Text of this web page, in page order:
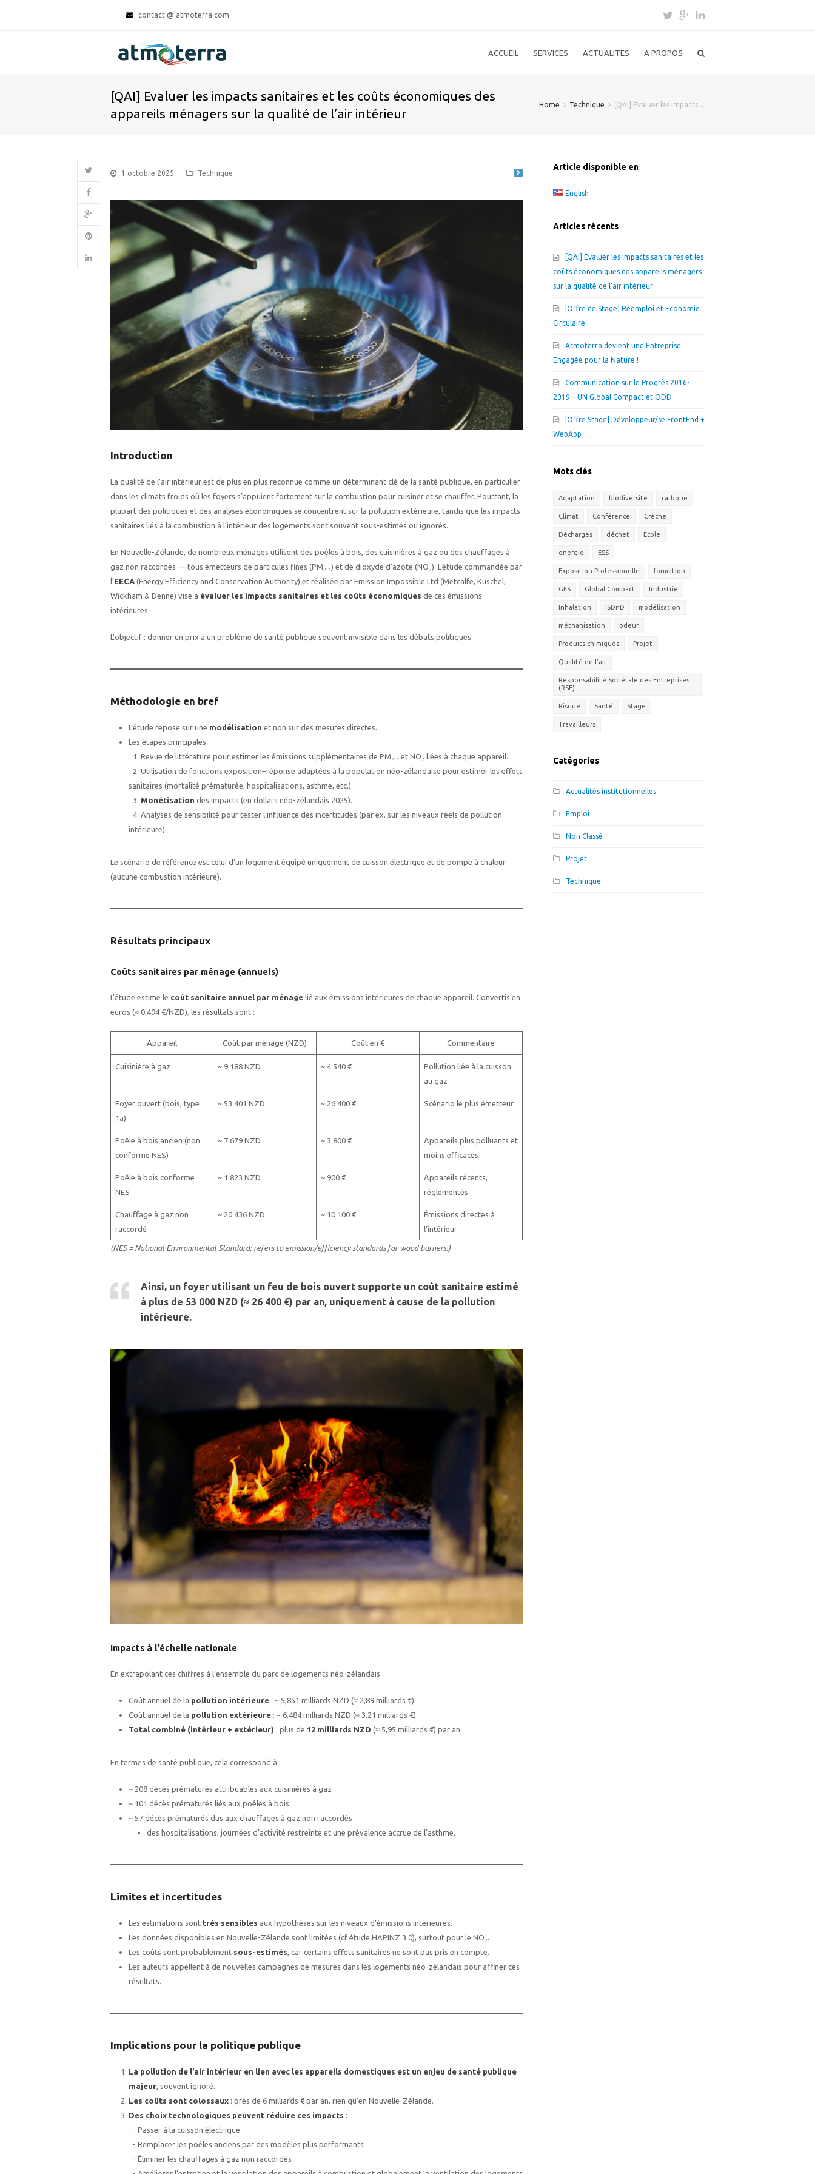
contact @ atmoterra.com
ACCUEIL SERVICES ACTUALITES A PROPOS
[QAI] Evaluer les impacts sanitaires et les coûts économiques des
appareils ménagers sur la qualité de l’air intérieur
Home Technique [QAI] Evaluer les impacts…
1 octobre 2025 Technique
Introduction
La qualité de l’air intérieur est de plus en plus reconnue comme un déterminant clé de la santé publique, en particulier
dans les climats froids où les foyers s’appuient fortement sur la combustion pour cuisiner et se chauffer. Pourtant, la
plupart des politiques et des analyses économiques se concentrent sur la pollution extérieure, tandis que les impacts
sanitaires liés à la combustion à l’intérieur des logements sont souvent sous-estimés ou ignorés.
En Nouvelle-Zélande, de nombreux ménages utilisent des poêles à bois, des cuisinières à gaz ou des chauffages à
gaz non raccordés — tous émetteurs de particules fines (PM₂.₅) et de dioxyde d’azote (NO₂). L’étude commandée par
l’EECA (Energy Efficiency and Conservation Authority) et réalisée par Emission Impossible Ltd (Metcalfe, Kuschel,
Wickham & Denne) vise à évaluer les impacts sanitaires et les coûts économiques de ces émissions
intérieures.
L’objectif : donner un prix à un problème de santé publique souvent invisible dans les débats politiques.
Méthodologie en bref
L’étude repose sur une modélisation et non sur des mesures directes.
Les étapes principales :
1. Revue de littérature pour estimer les émissions supplémentaires de PM₂.₅ et NO₂ liées à chaque appareil.
2. Utilisation de fonctions exposition–réponse adaptées à la population néo-zélandaise pour estimer les effets
sanitaires (mortalité prématurée, hospitalisations, asthme, etc.).
3. Monétisation des impacts (en dollars néo-zélandais 2025).
4. Analyses de sensibilité pour tester l’influence des incertitudes (par ex. sur les niveaux réels de pollution
intérieure).
Le scénario de référence est celui d’un logement équipé uniquement de cuisson électrique et de pompe à chaleur
(aucune combustion intérieure).
Résultats principaux
Coûts sanitaires par ménage (annuels)
L’étude estime le coût sanitaire annuel par ménage lié aux émissions intérieures de chaque appareil. Convertis en
euros (≈ 0,494 €/NZD), les résultats sont :
Appareil Coût par ménage (NZD) Coût en € Commentaire
Cuisinière à gaz ~ 9 188 NZD ~ 4 540 €
Pollution liée à la cuisson
au gaz
Foyer ouvert (bois, type
1a)
~ 53 401 NZD ~ 26 400 € Scénario le plus émetteur
Poêle à bois ancien (non
conforme NES)
~ 7 679 NZD ~ 3 800 €
Appareils plus polluants et
moins efficaces
Poêle à bois conforme
NES
~ 1 823 NZD ~ 900 €
Appareils récents,
réglementés
Chauffage à gaz non
raccordé
~ 20 436 NZD ~ 10 100 €
Émissions directes à
l’intérieur
(NES = National Environmental Standard; refers to emission/efficiency standards for wood burners.)
Ainsi, un foyer utilisant un feu de bois ouvert supporte un coût sanitaire estimé
à plus de 53 000 NZD (≈ 26 400 €) par an, uniquement à cause de la pollution
intérieure.
Impacts à l’échelle nationale
En extrapolant ces chiffres à l’ensemble du parc de logements néo-zélandais :
Coût annuel de la pollution intérieure : ~ 5,851 milliards NZD (≈ 2,89 milliards €)
Coût annuel de la pollution extérieure : ~ 6,484 milliards NZD (≈ 3,21 milliards €)
Total combiné (intérieur + extérieur) : plus de 12 milliards NZD (≈ 5,95 milliards €) par an
En termes de santé publique, cela correspond à :
~ 208 décès prématurés attribuables aux cuisinières à gaz
~ 101 décès prématurés liés aux poêles à bois
~ 57 décès prématurés dus aux chauffages à gaz non raccordés
des hospitalisations, journées d’activité restreinte et une prévalence accrue de l’asthme.
Limites et incertitudes
Les estimations sont très sensibles aux hypothèses sur les niveaux d’émissions intérieures.
Les données disponibles en Nouvelle-Zélande sont limitées (cf étude HAPINZ 3.0), surtout pour le NO₂.
Les coûts sont probablement sous-estimés, car certains effets sanitaires ne sont pas pris en compte.
Les auteurs appellent à de nouvelles campagnes de mesures dans les logements néo-zélandais pour affiner ces
résultats.
Implications pour la politique publique
La pollution de l’air intérieur en lien avec les appareils domestiques est un enjeu de santé publique
majeur, souvent ignoré.
Les coûts sont colossaux : près de 6 milliards € par an, rien qu’en Nouvelle-Zélande.
Des choix technologiques peuvent réduire ces impacts :
- Passer à la cuisson électrique
- Remplacer les poêles anciens par des modèles plus performants
- Éliminer les chauffages à gaz non raccordés
Article disponible en
English
Articles récents
[QAI] Evaluer les impacts sanitaires et les
coûts économiques des appareils ménagers
sur la qualité de l’air intérieur
[Offre de Stage] Réemploi et Economie
Circulaire
Atmoterra devient une Entreprise
Engagée pour la Nature !
Communication sur le Progrès 2016-
2019 – UN Global Compact et ODD
[Offre Stage] Développeur/se FrontEnd +
WebApp
Mots clés
Adaptation biodiversité carbone
Climat Conférence Crèche
Décharges déchet Ecole
energie ESS
Exposition Professionelle formation
GES Global Compact Industrie
Inhalation ISDnD modélisation
méthanisation odeur
Produits chimiques Projet
Qualité de l'air
Responsabilité Sociétale des Entreprises
(RSE)
Risque Santé Stage
Travailleurs
Catégories
Actualités institutionnelles
Emploi
Non Classé
Projet
Technique